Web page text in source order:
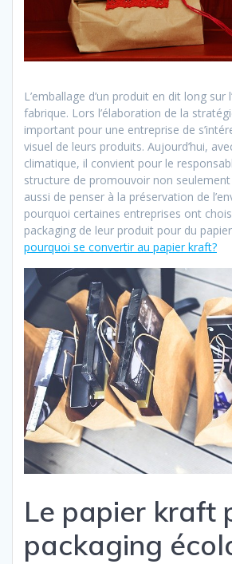
L’emballage d’un produit en dit long sur
fabrique. Lors l’élaboration de la
important pour une entreprise de
visuel de leurs produits. Aujourd’hui,
climatique, il convient pour le
structure de promouvoir non
aussi de penser à la préservation de
pourquoi certaines entreprises ont
packaging de leur produit pour du
pourquoi se convertir au papier kraft?
Le papier kraft
packaging